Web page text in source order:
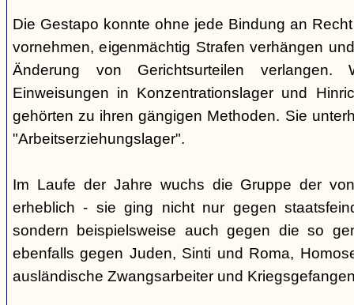
Die Gestapo konnte ohne jede Bindung an
vornehmen, eigenmächtig Strafen verhängen
Änderung von Gerichtsurteilen verlangen.
Einweisungen in Konzentrationslager und
gehörten zu ihren gängigen Methoden. Sie
"Arbeitserziehungslager".
Im Laufe der Jahre wuchs die Gruppe der
erheblich - sie ging nicht nur gegen
sondern beispielsweise auch gegen die so
ebenfalls gegen Juden, Sinti und Roma,
ausländische Zwangsarbeiter und